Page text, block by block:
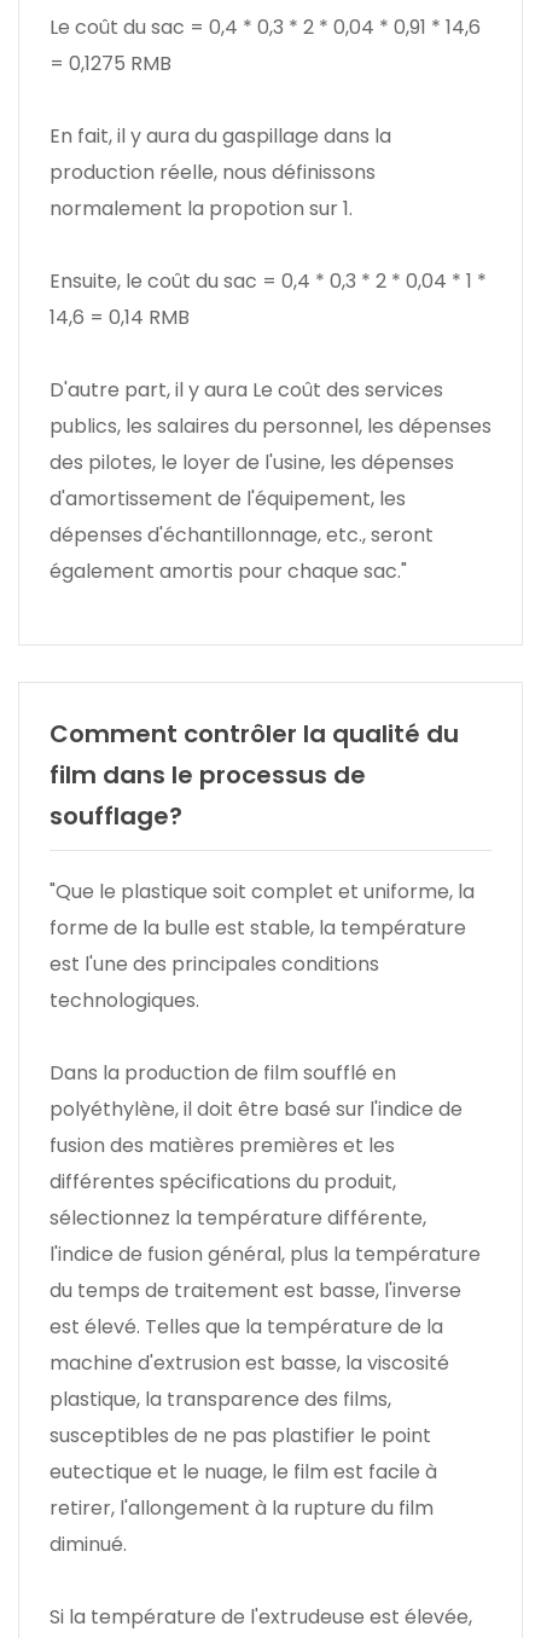
Le coût du sac = 0,4 * 0,3 * 2 * 0,04 * 0,91 * 14,6
= 0,1275 RMB
En fait, il y aura du gaspillage dans la
production réelle, nous définissons
normalement la propotion sur 1.
Ensuite, le coût du sac = 0,4 * 0,3 * 2 * 0,04 * 1 *
14,6 = 0,14 RMB
D'autre part, il y aura Le coût des services
publics, les salaires du personnel, les dépenses
des pilotes, le loyer de l'usine, les dépenses
d'amortissement de l'équipement, les
dépenses d'échantillonnage, etc., seront
également amortis pour chaque sac."
Comment contrôler la qualité du
film dans le processus de
soufflage?
"Que le plastique soit complet et uniforme, la
forme de la bulle est stable, la température
est l'une des principales conditions
technologiques.
Dans la production de film soufflé en
polyéthylène, il doit être basé sur l'indice de
fusion des matières premières et les
différentes spécifications du produit,
sélectionnez la température différente,
l'indice de fusion général, plus la température
du temps de traitement est basse, l'inverse
est élevé. Telles que la température de la
machine d'extrusion est basse, la viscosité
plastique, la transparence des films,
susceptibles de ne pas plastifier le point
eutectique et le nuage, le film est facile à
retirer, l'allongement à la rupture du film
diminué.
Si la température de l'extrudeuse est élevée,